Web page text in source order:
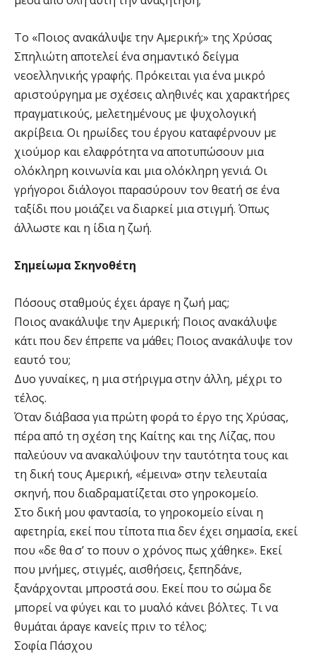
Το «Ποιος ανακάλυψε την Αμερική;» της Χρύσας
Σπηλιώτη αποτελεί ένα σημαντικό δείγμα
νεοελληνικής γραφής. Πρόκειται για ένα μικρό
αριστούργημα με σχέσεις αληθινές και χαρακτήρες
πραγματικούς, μελετημένους με ψυχολογική
ακρίβεια. Οι ηρωίδες του έργου καταφέρνουν με
χιούμορ και ελαφρότητα να αποτυπώσουν μια
ολόκληρη κοινωνία και μια ολόκληρη γενιά. Οι
γρήγοροι διάλογοι παρασύρουν τον θεατή σε ένα
ταξίδι που μοιάζει να διαρκεί μια στιγμή. Όπως
άλλωστε και η ίδια η ζωή.
Σημείωμα Σκηνοθέτη
Πόσους σταθμούς έχει άραγε η ζωή μας;
Ποιος ανακάλυψε την Αμερική; Ποιος ανακάλυψε
κάτι που δεν έπρεπε να μάθει; Ποιος ανακάλυψε τον
εαυτό του;
Δυο γυναίκες, η μια στήριγμα στην άλλη, μέχρι το
τέλος.
Όταν διάβασα για πρώτη φορά το έργο της Χρύσας,
πέρα από τη σχέση της Καίτης και της Λίζας, που
παλεύουν να ανακαλύψουν την ταυτότητα τους και
τη δική τους Αμερική, «έμεινα» στην τελευταία
σκηνή, που διαδραματίζεται στο γηροκομείο.
Στο δική μου φαντασία, το γηροκομείο είναι η
αφετηρία, εκεί που τίποτα πια δεν έχει σημασία, εκεί
που «δε θα σ’ το πουν ο χρόνος πως χάθηκε». Εκεί
που μνήμες, στιγμές, αισθήσεις, ξεπηδάνε,
ξανάρχονται μπροστά σου. Εκεί που το σώμα δε
μπορεί να φύγει και το μυαλό κάνει βόλτες. Τι να
θυμάται άραγε κανείς πριν το τέλος;
Σοφία Πάσχου